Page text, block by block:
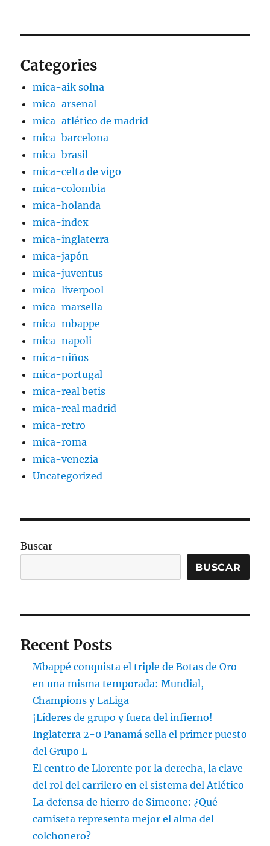
Categories
mica-aik solna
mica-arsenal
mica-atlético de madrid
mica-barcelona
mica-brasil
mica-celta de vigo
mica-colombia
mica-holanda
mica-index
mica-inglaterra
mica-japón
mica-juventus
mica-liverpool
mica-marsella
mica-mbappe
mica-napoli
mica-niños
mica-portugal
mica-real betis
mica-real madrid
mica-retro
mica-roma
mica-venezia
Uncategorized
Buscar
BUSCAR
Recent Posts
Mbappé conquista el triple de Botas de Oro
en una misma temporada: Mundial,
Champions y LaLiga
¡Líderes de grupo y fuera del infierno!
Inglaterra 2-0 Panamá sella el primer puesto
del Grupo L
El centro de Llorente por la derecha, la clave
del rol del carrilero en el sistema del Atlético
La defensa de hierro de Simeone: ¿Qué
camiseta representa mejor el alma del
colchonero?